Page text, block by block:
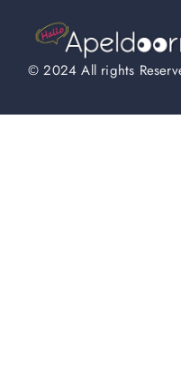
© 2024 All rights